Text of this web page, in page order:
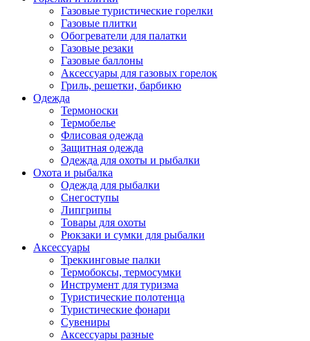
Газовые туристические горелки
Газовые плитки
Обогреватели для палатки
Газовые резаки
Газовые баллоны
Аксессуары для газовых горелок
Гриль, решетки, барбикю
Одежда
Термоноски
Термобелье
Флисовая одежда
Защитная одежда
Одежда для охоты и рыбалки
Охота и рыбалка
Одежда для рыбалки
Снегоступы
Липгрипы
Товары для охоты
Рюкзаки и сумки для рыбалки
Аксессуары
Треккинговые палки
Термобоксы, термосумки
Инструмент для туризма
Туристические полотенца
Туристические фонари
Сувениры
Аксессуары разные